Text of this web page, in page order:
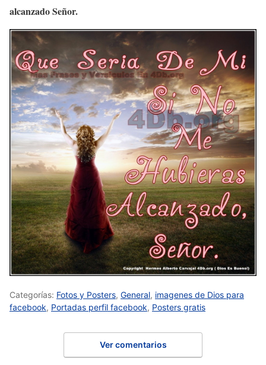
alcanzado Señor.
Categorías: Fotos y Posters, General, imagenes de Dios para
facebook, Portadas perfil facebook, Posters gratis
Ver comentarios